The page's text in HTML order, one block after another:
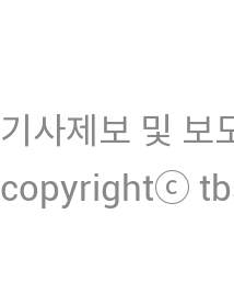
기사제보 및
copyrightⓒ